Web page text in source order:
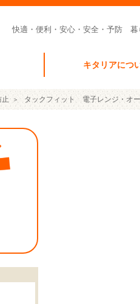
快適・便利・安心・安全・予防 暮
キタリアにつ
タックフィット 電子レンジ・オ